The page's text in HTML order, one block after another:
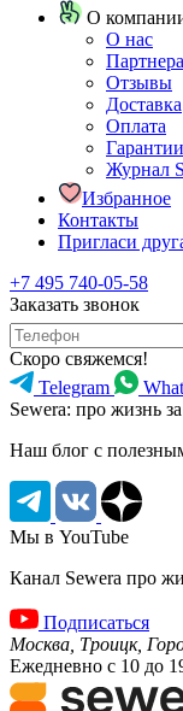
О
О нас
Отзывы
Доставка
Оплата
Гарантии
Журнал
Избранное
Контакты
Пригласи
+7 495 740-05-58
Заказать звонок
Скоро свяжемся!
Telegram
Sewera: про жизнь
Наш блог c
Мы в YouTube
Канал Sewera про
Подписаться
Москва, Троицк,
Ежедневно с 10 до